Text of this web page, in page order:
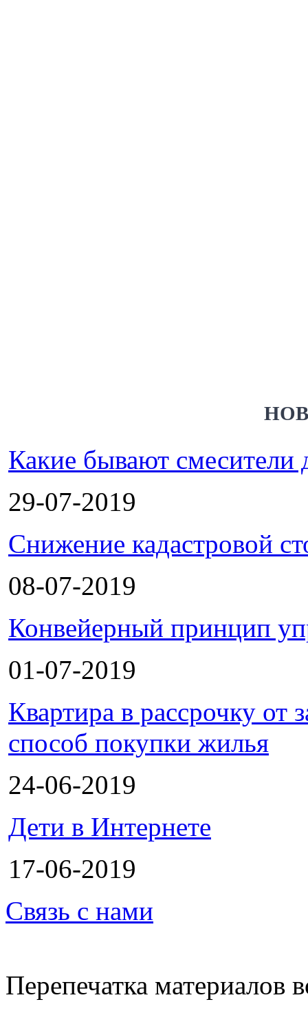
Какие бывают смесители
29-07-2019
Снижение кадастровой
08-07-2019
Конвейерный принцип
01-07-2019
Квартира в рассрочку
способ покупки жилья
24-06-2019
Дети в Интернете
17-06-2019
Связь с нами
Перепечатка материалов